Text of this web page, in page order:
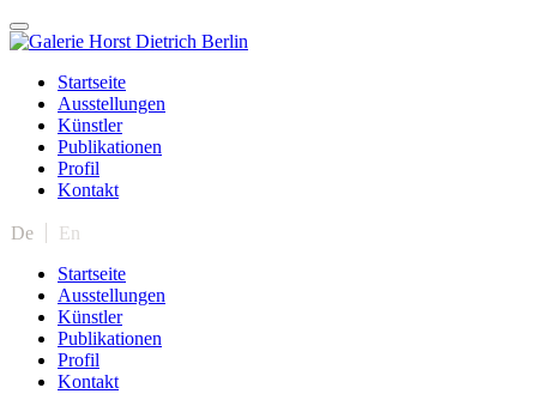
Startseite
Ausstellungen
Künstler
Publikationen
Profil
Kontakt
De
En
Startseite
Ausstellungen
Künstler
Publikationen
Profil
Kontakt